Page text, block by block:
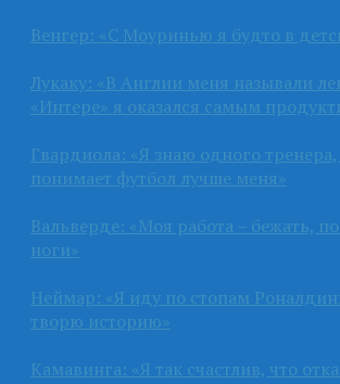
Венгер: «С Моуринью я будто в
Лукаку: «В Англии меня называли
«Интере» я оказался самым
Гвардиола: «Я знаю одного
понимает футбол лучше меня»
Вальверде: «Моя работа – бежать,
ноги»
Неймар: «Я иду по стопам
творю историю»
Камавинга: «Я так счастлив, что